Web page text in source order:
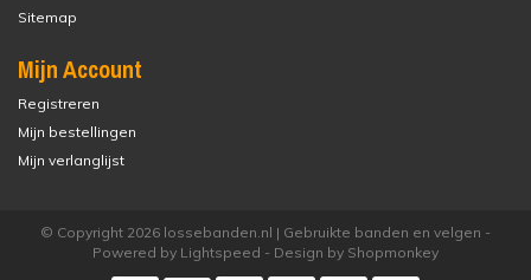
Sitemap
Mijn Account
Registreren
Mijn bestellingen
Mijn verlanglijst
© Copyright 2026 lossebanden.nl | Gebruikte banden en velgen -
Powered by Lightspeed - Design by Shopmonkey